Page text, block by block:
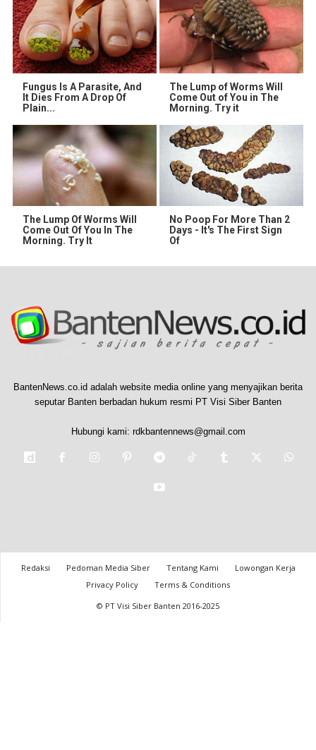
Fungus Is A Parasite, And
It Dies From A Drop Of
Plain...
The Lump of Worms Will
Come Out of You in The
Morning. Try it
The Lump Of Worms Will
Come Out Of You In The
Morning. Try It
No Poop For More Than 2
Days - It's The First Sign
Of
BantenNews.co.id adalah website media online yang menyajikan berita
seputar Banten berbadan hukum resmi PT Visi Siber Banten
Hubungi kami: rdkbantennews@gmail.com
Redaksi Pedoman Media Siber Tentang Kami
Lowongan Kerja
Privacy Policy
Terms & Conditions
© PT Visi Siber Banten 2016-2025